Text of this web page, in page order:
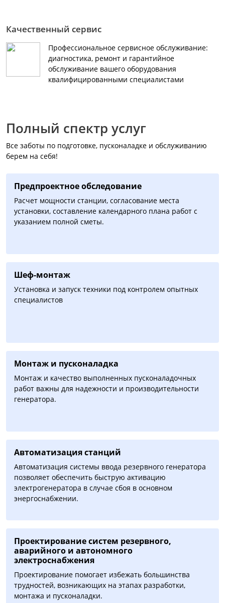
Качественный сервис
Профессиональное сервисное обслуживание:
диагностика, ремонт и гарантийное
обслуживание вашего оборудования
квалифицированными специалистами
Полный спектр услуг
Все заботы по подготовке, пусконаладке и обслуживанию
берем на себя!
Предпроектное обследование
Расчет мощности станции, согласование места
установки, составление календарного плана работ с
указанием полной сметы.
Шеф-монтаж
Установка и запуск техники под контролем опытных
специалистов
Монтаж и пусконаладка
Монтаж и качество выполненных пусконаладочных
работ важны для надежности и производительности
генератора.
Автоматизация cтанций
Автоматизация системы ввода резервного генератора
позволяет обеспечить быструю активацию
электрогенератора в случае сбоя в основном
энергоснабжении.
Проектирование систем резервного,
аварийного и автономного
электроснабжения
Проектирование помогает избежать большинства
трудностей, возникающих на этапах разработки,
монтажа и пусконаладки.